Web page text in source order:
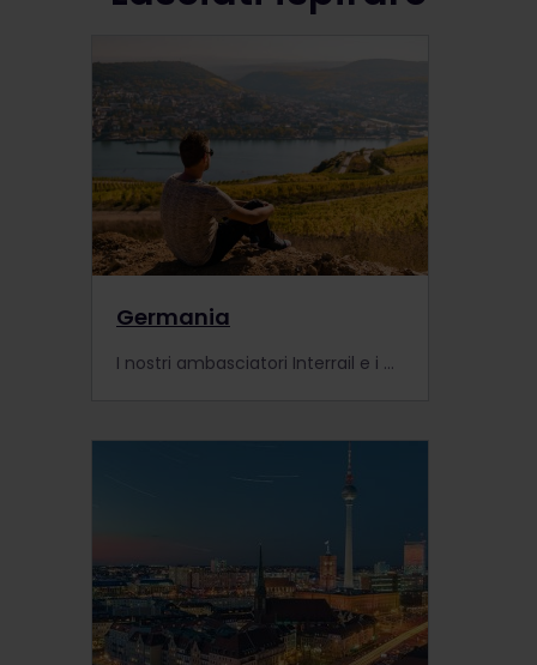
Germania
I nostri ambasciatori Interrail e i membri della community tedeschi condividono le loro destinazioni preferite e i luoghi secreti scoperti durante i viaggi nel loro paese d'origine.